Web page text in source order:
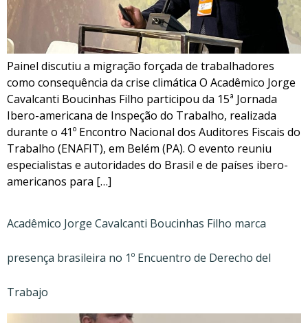
Painel discutiu a migração forçada de trabalhadores
como consequência da crise climática O Acadêmico Jorge
Cavalcanti Boucinhas Filho participou da 15ª Jornada
Ibero-americana de Inspeção do Trabalho, realizada
durante o 41º Encontro Nacional dos Auditores Fiscais do
Trabalho (ENAFIT), em Belém (PA). O evento reuniu
especialistas e autoridades do Brasil e de países ibero-
americanos para […]
Acadêmico Jorge Cavalcanti Boucinhas Filho marca
presença brasileira no 1º Encuentro de Derecho del
Trabajo